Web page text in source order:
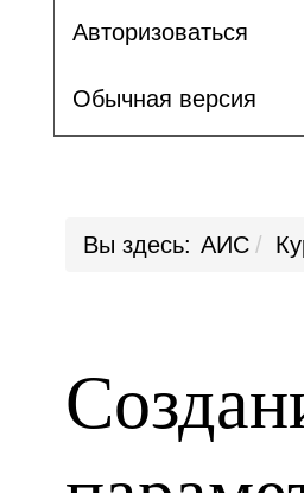
Авторизоваться
Обычная версия
Вы здесь: АИС